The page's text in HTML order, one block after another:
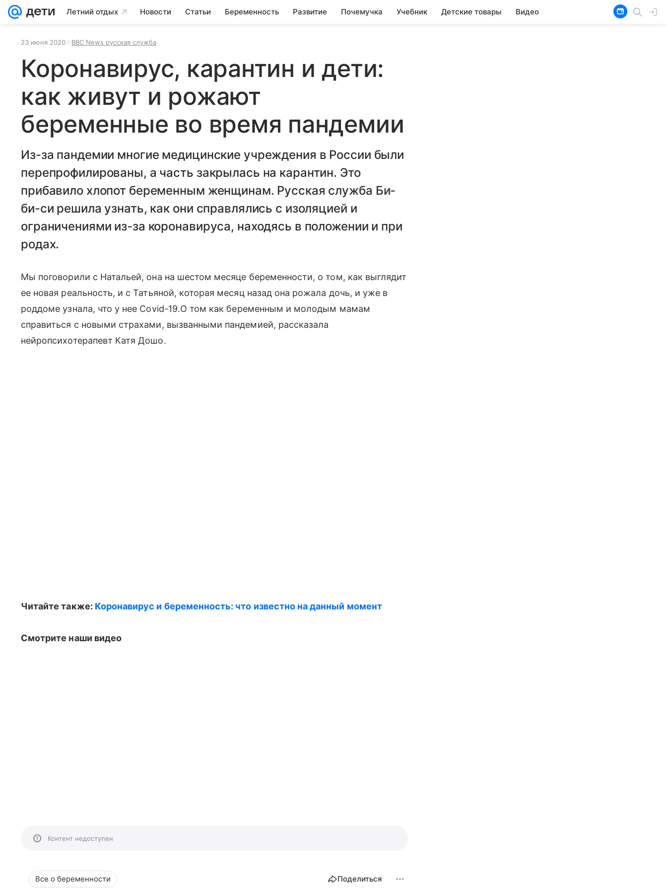
Летний отдых Новости Статьи Беременность Развитие Почемучка Учебник Детские товары Видео
23 июня 2020 ВВС News русская служба
Коронавирус, карантин и дети:
как живут и рожают
беременные во время пандемии
Из-за пандемии многие медицинские учреждения в России были
перепрофилированы, а часть закрылась на карантин. Это
прибавило хлопот беременным женщинам. Русская служба Би-
би-си решила узнать, как они справлялись с изоляцией и
ограничениями из-за коронавируса, находясь в положении и при
родах.
Мы поговорили с Натальей, она на шестом месяце беременности, о том, как выглядит
ее новая реальность, и с Татьяной, которая месяц назад она рожала дочь, и уже в
роддоме узнала, что у нее Covid-19.О том как беременным и молодым мамам
справиться с новыми страхами, вызванными пандемией, рассказала
нейропсихотерапевт Катя Дошо.
Читайте также: Коронавирус и беременность: что известно на данный момент
Смотрите наши видео
Контент недоступен
Все о беременности Поделиться